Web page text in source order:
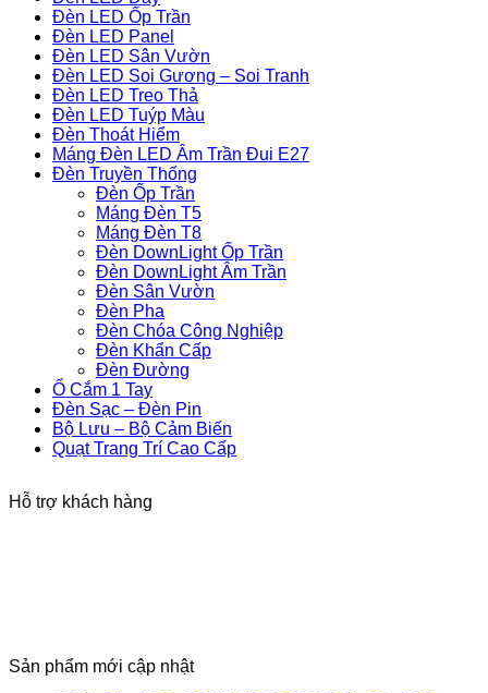
Đèn LED Ốp Trần
Đèn LED Panel
Đèn LED Sân Vườn
Đèn LED Soi Gương – Soi Tranh
Đèn LED Treo Thả
Đèn LED Tuýp Màu
Đèn Thoát Hiểm
Máng Đèn LED Âm Trần Đui E27
Đèn Truyền Thống
Đèn Ốp Trần
Máng Đèn T5
Máng Đèn T8
Đèn DownLight Ốp Trần
Đèn DownLight Âm Trần
Đèn Sân Vườn
Đèn Pha
Đèn Chóa Công Nghiệp
Đèn Khẩn Cấp
Đèn Đường
Ổ Cắm 1 Tay
Đèn Sạc – Đèn Pin
Bộ Lưu – Bộ Cảm Biến
Quạt Trang Trí Cao Cấp
Hỗ trợ khách hàng
Sản phẩm mới cập nhật